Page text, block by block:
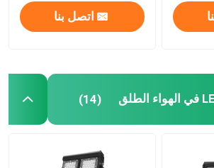
اتصل بنا
(14)